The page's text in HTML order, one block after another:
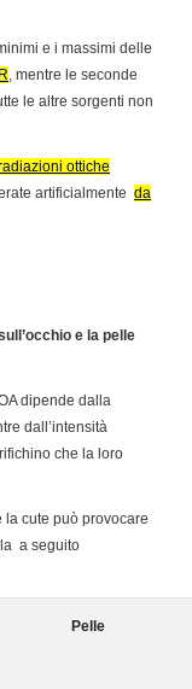
e i massimi delle
, mentre le seconde
le altre sorgenti non
ottiche
artificialmente da
e la pelle
dipende dalla
dall’intensità
che la loro
la cute può provocare
a seguito
Pelle